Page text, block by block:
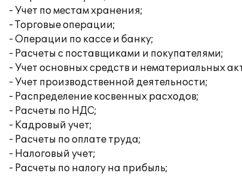
- Учет по местам хранения;
- Торговые операции;
- Операции по кассе и банку;
- Расчеты с поставщиками и покупателями;
- Учет основных средств и нематериальных
- Учет производственной деятельности;
- Распределение косвенных расходов;
- Расчеты по НДС;
- Кадровый учет;
- Расчеты по оплате труда;
- Налоговый учет;
- Расчеты по налогу на прибыль;